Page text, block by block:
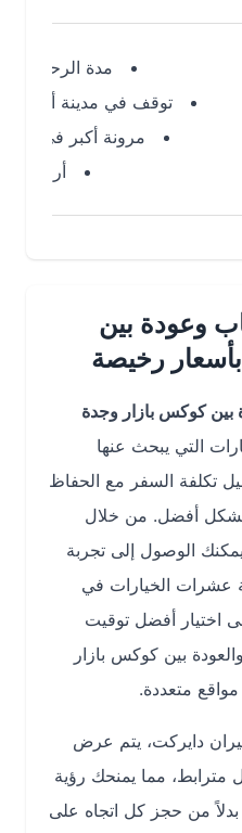
مدة الرحلة: أطول
توقف في مدينة أو مدينتين
مرونة أكبر في الأسعار
أرخص غالبًا
بين
رخيصة
بازار وجدة
يبحث عنها
السفر مع الحفاظ
أفضل. من خلال
إلى تجربة
الخيارات في
أفضل توقيت
بين كوكس بازار
متعددة.
يتم عرض
مما يمنحك رؤية
من حجز كل اتجاه على